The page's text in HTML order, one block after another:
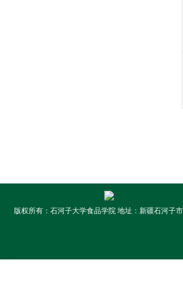
版权所有：石河子大学食品学院 地址：新疆石河子